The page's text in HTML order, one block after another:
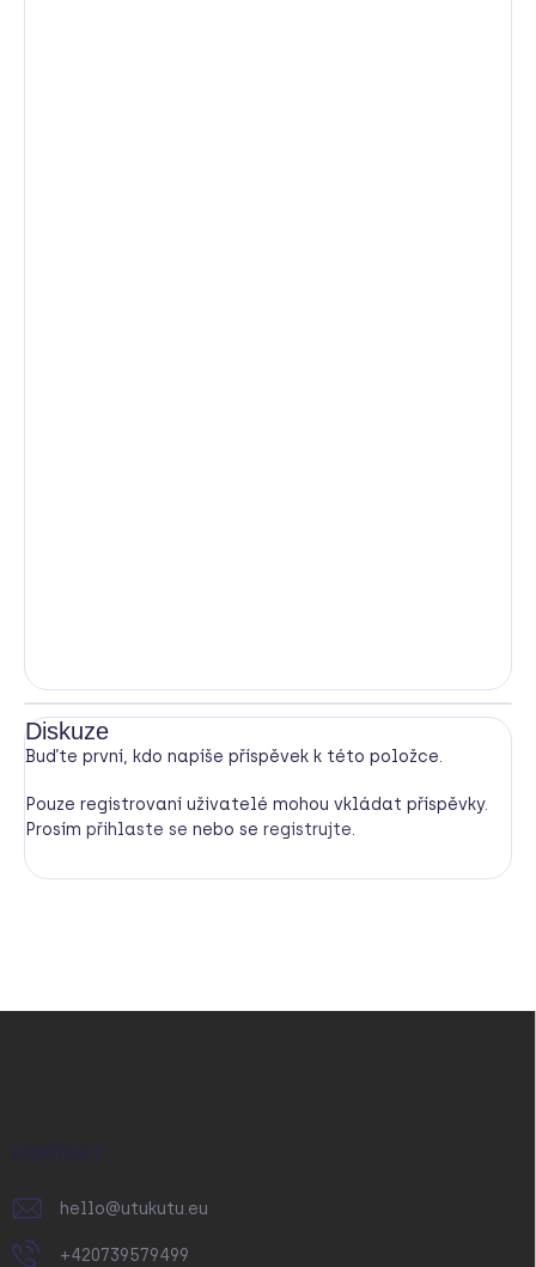
Diskuze
Buďte první, kdo napíše příspěvek k této položce.
Pouze registrovaní uživatelé mohou vkládat příspěvky.
Prosím přihlaste se nebo se registrujte.
KONTAKT
hello@utukutu.eu
+420739579499